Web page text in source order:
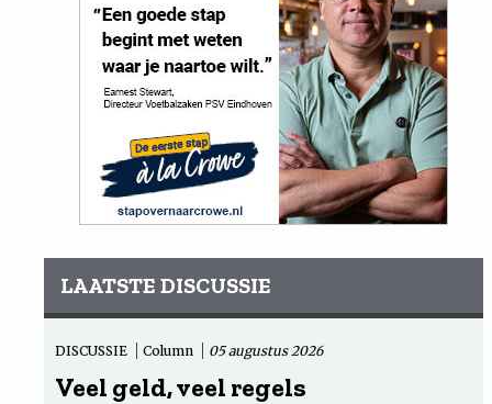
LAATSTE DISCUSSIE
DISCUSSIE Column 05 augustus 2026
Veel geld, veel regels